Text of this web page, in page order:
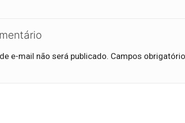
e-mail não será publicado. Campos